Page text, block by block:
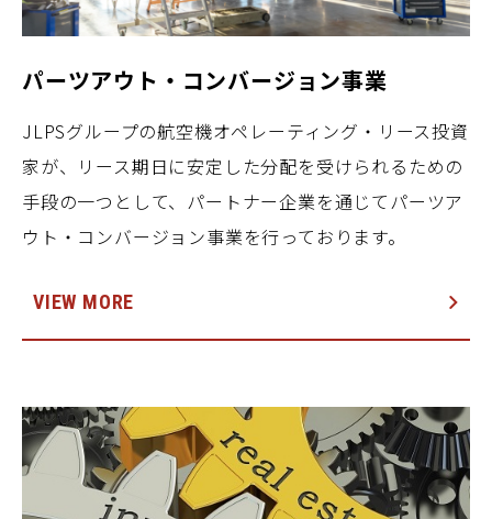
パーツアウト・コンバージョン事業
JLPSグループの航空機オペレーティング・リース投資
家が、リース期日に安定した分配を受けられるための
手段の一つとして、パートナー企業を通じてパーツア
ウト・コンバージョン事業を行っております。
VIEW MORE